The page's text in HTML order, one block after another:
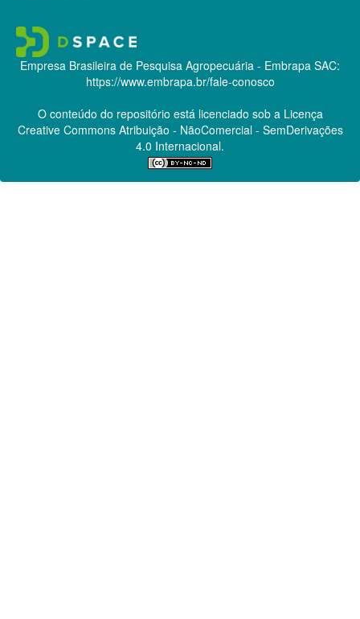
Empresa Brasileira de Pesquisa Agropecuária - Embrapa SAC:
https://www.embrapa.br/fale-conosco
O conteúdo do repositório está licenciado sob a Licença
Creative CommonsAtribuição - NãoComercial - SemDerivações
4.0 Internacional.